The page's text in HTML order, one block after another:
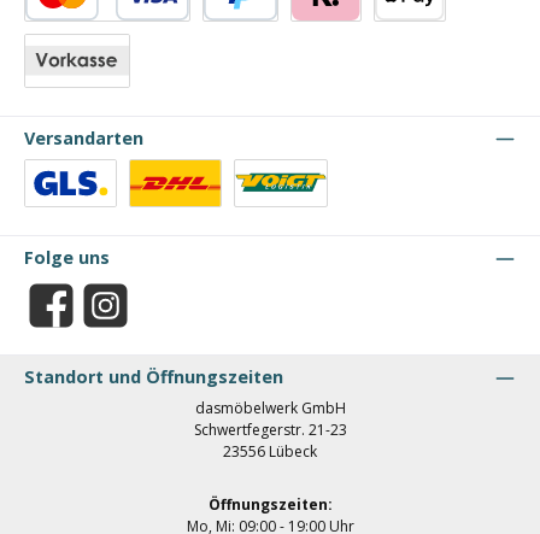
Kredit- oder Debitkarte
Versandarten
Folge uns
Facebook Instagram
Standort und Öffnungszeiten
dasmöbelwerk GmbH
Schwertfegerstr. 21-23
23556 Lübeck
Öffnungszeiten:
Mo, Mi: 09:00 - 19:00 Uhr